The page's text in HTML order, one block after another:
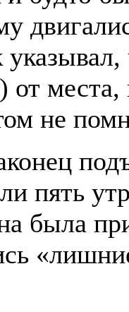
от
не
пять
была